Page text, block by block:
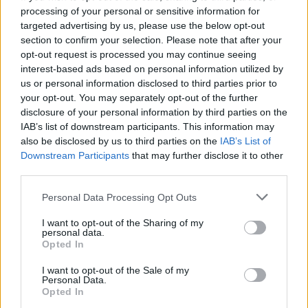
processing of your personal or sensitive information for
targeted advertising by us, please use the below opt-out
section to confirm your selection. Please note that after your
opt-out request is processed you may continue seeing
interest-based ads based on personal information utilized by
us or personal information disclosed to third parties prior to
your opt-out. You may separately opt-out of the further
disclosure of your personal information by third parties on the
IAB’s list of downstream participants. This information may
also be disclosed by us to third parties on the IAB’s List of
Downstream Participants that may further disclose it to other
Please note that this website/app uses one or more Google
not limited to your visit or usage behaviour. You may click to
grant or deny consent to Google and its third-party tags to
use your data for below specified purposes in below Google
consent section.
Personal Data Processing Opt Outs
I want to opt-out of the Sharing of my
personal data.
Opted In
I want to opt-out of the Sale of my
Personal Data.
Opted In
Όσο περισσότερο διαρκεί η διαδικασία, τόσο
λιγότερο πιθανό είναι να υπάρχει ένας λεγόμενος
«σκιώδης» πρόεδρος της Fed για αρκετούς μήνες
πριν από την αποχώρηση του Πάουελ, κάτι που,
σύμφωνα με ορισμένους, θα ήταν επιζήμιο για τη
νομισματική πολιτική.
Παρόλο που ασκεί έντονη κριτική - σχεδόν
καθημερινά - στον Πάουελ, ο Τραμπ έχει αποσύρει
τις προτάσεις του να αντικαταστήσει τον πρόεδρο
της Fed πριν από τη λήξη της θητείας του τον Μάιο.
υποστηρίξει διάφορα επίπεδα μεταρρύθμισης στη
Fed, οι περισσότεροι έχουν υποστηρίξει την
ανεξαρτησία της και έχουν εμπειρία στη
νομισματική πολιτική και τις χρηματοπιστωτικές